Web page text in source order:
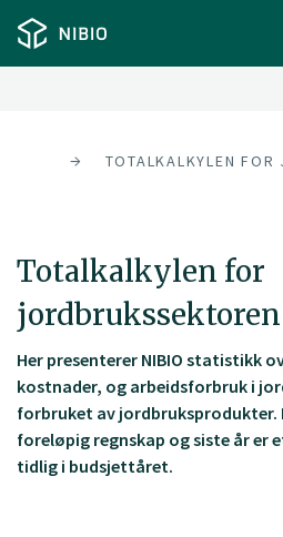
TOTALKALKYLEN FOR
Totalkalkylen for
jordbrukssektoren
Her presenterer NIBIO statistikk
kostnader, og arbeidsforbruk i
forbruket av jordbruksprodukter.
foreløpig regnskap og siste år er
tidlig i budsjettåret.